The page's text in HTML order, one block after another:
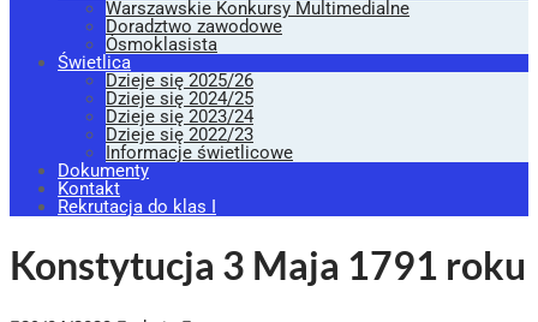
Warszawskie Konkursy Multimedialne
Doradztwo zawodowe
Ósmoklasista
Świetlica
Dzieje się 2025/26
Dzieje się 2024/25
Dzieje się 2023/24
Dzieje się 2022/23
Informacje świetlicowe
Dokumenty
Kontakt
Rekrutacja do klas I
Konstytucja 3 Maja 1791 roku